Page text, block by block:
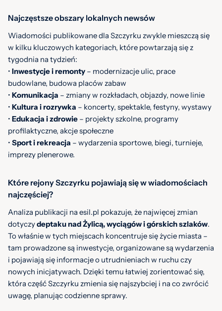
Najczęstsze obszary lokalnych newsów
Wiadomości publikowane dla Szczyrku zwykle mieszczą się
w kilku kluczowych kategoriach, które powtarzają się z
tygodnia na tydzień:
• Inwestycje i remonty – modernizacje ulic, prace
budowlane, budowa placów zabaw
• Komunikacja – zmiany w rozkładach, objazdy, nowe linie
• Kultura i rozrywka – koncerty, spektakle, festyny, wystawy
• Edukacja i zdrowie – projekty szkolne, programy
profilaktyczne, akcje społeczne
• Sport i rekreacja – wydarzenia sportowe, biegi, turnieje,
imprezy plenerowe.
Które rejony Szczyrku pojawiają się w wiadomościach
najczęściej?
Analiza publikacji na esil.pl pokazuje, że najwięcej zmian
dotyczydeptaku nad Żylicą, wyciągów i górskich szlaków.
To właśnie w tych miejscach koncentruje się życie miasta –
tam prowadzone są inwestycje, organizowane są wydarzenia
i pojawiają się informacje o utrudnieniach w ruchu czy
nowych inicjatywach. Dzięki temu łatwiej zorientować się,
która część Szczyrku zmienia się najszybciej i na co zwrócić
uwagę, planując codzienne sprawy.